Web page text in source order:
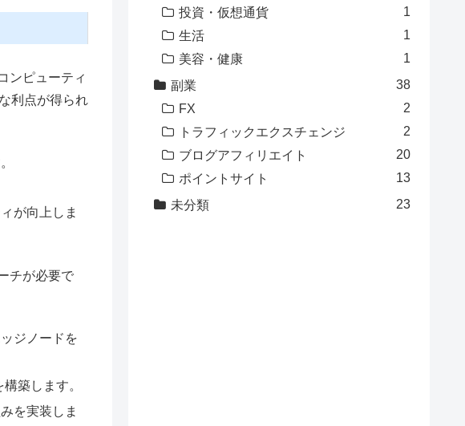
ンピューティ
利点が得られ
が向上しま
チが必要で
ジノードを
築します。
を実装しま
投資・仮想通貨
1
生活
1
美容・健康
1
副業
38
FX
2
トラフィックエクスチェンジ
2
ブログアフィリエイト
20
ポイントサイト
13
未分類
23